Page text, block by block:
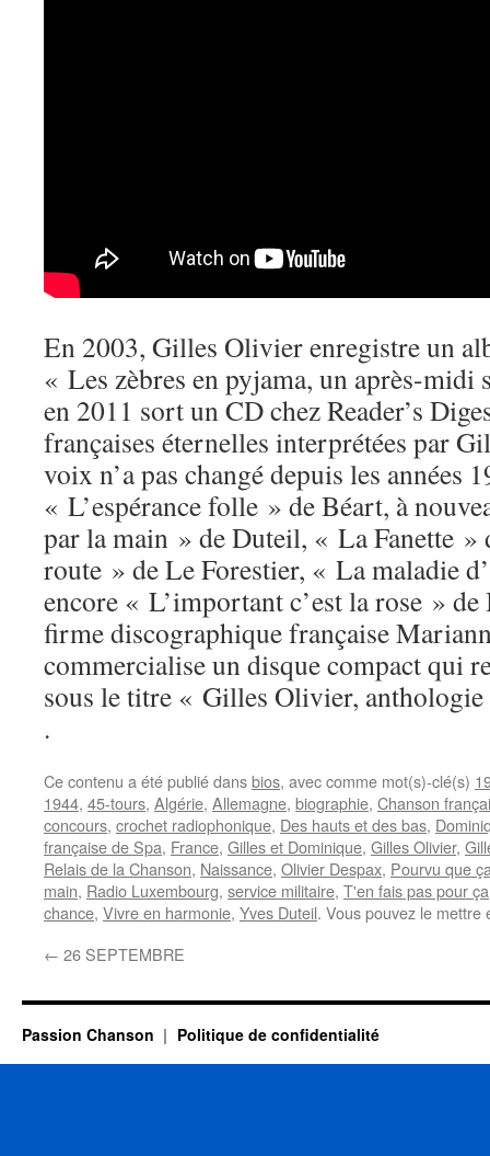
En 2003, Gilles Olivier enregistre un
« Les zèbres en pyjama, un après-
en 2011 sort un CD chez Reader’s
françaises éternelles interprétées par
voix n’a pas changé depuis les années
« L’espérance folle » de Béart, à
par la main » de Duteil, « La Fanette »
route » de Le Forestier, « La maladie
encore « L’important c’est la rose »
firme discographique française
commercialise un disque compact qui
sous le titre « Gilles Olivier,
.
Ce contenu a été publié dansbios, avec comme mot(s)-clé(s)
1944, 45-tours, Algérie, Allemagne, biographie, Chanson
concours, crochet radiophonique, Des hauts et des bas,
française de Spa, France, Gilles et Dominique, Gilles Olivier,
Relais de la Chanson, Naissance, Olivier Despax, Pourvu que
main, Radio Luxembourg, service militaire, T'en fais pas pour ça
chance, Vivre en harmonie, Yves Duteil. Vous pouvez le
← 26 SEPTEMBRE
Passion Chanson Politique de confidentialité